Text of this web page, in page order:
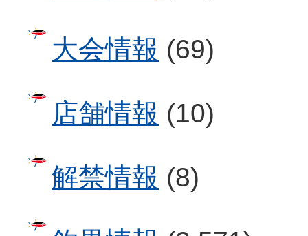
大会情報 (69)
店舗情報 (10)
解禁情報 (8)